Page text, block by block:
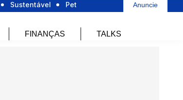
Sustentável Pet Anuncie
FINANÇAS TALKS